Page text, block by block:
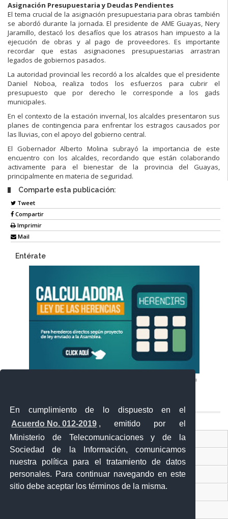
En cumplimiento de lo dispuesto en el
Acuerdo No. 012-2019 , emitido por el
Ministerio de Telecomunicaciones y de la
Sociedad de la Información, comunicamos
nuestra política para el tratamiento de datos
personales. Para continuar navegando en este
sitio debe aceptar los términos de la misma.
Asignación Presupuestaria y Deudas Pendientes
El tema crucial de la asignación presupuestaria para obras también
se abordó durante la jornada. El presidente de AME Guayas, Nery
Jaramillo, destacó los desafíos que los atrasos han impuesto a la
ejecución de obras y al pago de proveedores. Es importante
recordar que estas asignaciones presupuestarias arrastran
legados de gobiernos pasados.
La autoridad provincial les recordó a los alcaldes que el presidente
Daniel Noboa, realiza todos los esfuerzos para cubrir el
presupuesto que por derecho le corresponde a los gads
municipales.
En el contexto de la estación invernal, los alcaldes presentaron sus
planes de contingencia para enfrentar los estragos causados por
las lluvias, con el apoyo del gobierno central.
El Gobernador Alberto Molina subrayó la importancia de este
encuentro con los alcaldes, recordando que están colaborando
activamente para el bienestar de la provincia del Guayas,
principalmente en materia de seguridad.
Comparte esta publicación:
Tweet
Compartir
Imprimir
Mail
Entérate
Ventanilla Única Virtual
Ventanilla Única de Comercio Exterior
Gobierno Abierto
Visor Ciudadano